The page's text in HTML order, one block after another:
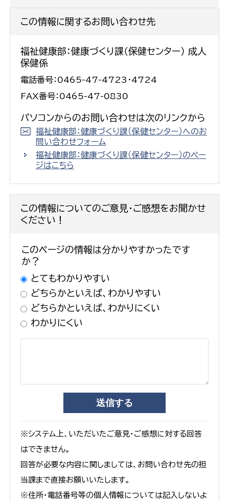
この情報に関するお問い合わせ先
福祉健康部：健康づくり課（保健センター） 成人
保健係
電話番号：0465-47-4723・4724
FAX番号：0465-47-0830
パソコンからのお問い合わせは次のリンクから
福祉健康部：健康づくり課（保健センター）へのお
問い合わせフォーム
福祉健康部：健康づくり課（保健センター）のペー
ジはこちら
この情報についてのご意見・ご感想をお聞かせ
ください！
このページの情報は分かりやすかったです
か？
とてもわかりやすい
どちらかといえば、わかりやすい
どちらかといえば、わかりにくい
わかりにくい
※システム上、いただいたご意見・ご感想に対する回答
はできません。
回答が必要な内容に関しましては、お問い合わせ先の担
当課まで直接お願いいたします。
※住所・電話番号等の個人情報については記入しないよ